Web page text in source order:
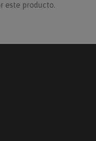
este producto.